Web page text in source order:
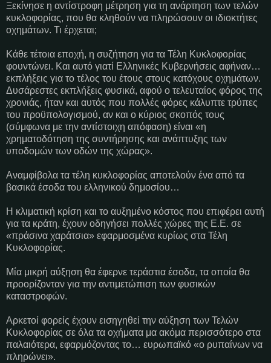
Ξεκίνησε η αντίστροφη μέτρηση για τη ανάρτηση των τελών
κυκλοφορίας, που θα κληθούν να πληρώσουν οι ιδιοκτήτες
οχημάτων. Τι έρχεται;
Κάθε τέτοια εποχή, η συζήτηση για τα Τέλη Κυκλοφορίας
φουντώνει. Και αυτό γιατί Ελληνικές Κυβερνήσεις αφήναν…
εκπλήξεις για το τέλος του έτους στους κατόχους οχημάτων.
Δυσάρεστες εκπλήξεις φυσικά, αφού ο τελευταίος φόρος της
χρονιάς, ήταν και αυτός που πολλές φόρες κάλυπτε τρύπες
του προϋπολογισμού, αν και ο κύριος σκοπός τους
(σύμφωνα με την αντίστοιχη απόφαση) είναι «η
χρηματοδότηση της συντήρησης και ανάπτυξης των
υποδομών των οδών της χώρας».
Αναμφίβολα τα τέλη κυκλοφορίας αποτελούν ένα από τα
βασικά έσοδα του ελληνικού δημοσίου…
Η κλιματική κρίση και το αυξημένο κόστος που επιφέρει αυτή
για τα κράτη, έχουν οδηγήσει πολλές χώρες της Ε.Ε. σε
«πράσινα χαράτσια» εφαρμοσμένα κυρίως στα Τέλη
Κυκλοφορίας.
Μία μικρή αύξηση θα έφερνε τεράστια έσοδα, τα οποία θα
προορίζονταν για την αντιμετώπιση των φυσικών
καταστροφών.
Αρκετοί φορείς έχουν εισηγηθεί την αύξηση των Τελών
Κυκλοφορίας σε όλα τα οχήματα μα ακόμα περισσότερο στα
παλαιότερα, εφαρμόζοντας το… ευρωπαϊκό «ο ρυπαίνων να
πληρώνει».